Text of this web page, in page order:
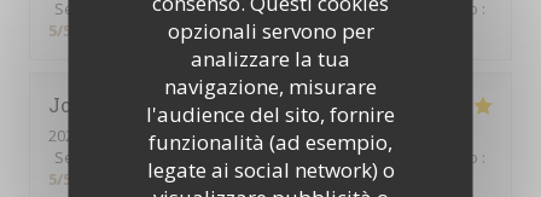
opzionali servono per
analizzare la tua
navigazione, misurare
l'audience del sito, fornire
funzionalità (ad esempio,
legate ai social network) o
Servizio
Atmosfera:5 /5 Cucina:5/5 Qualità / Prezzo :
5/5
Joel
2026-08-05
- 19:00 - Ospiti 2
Servizio
Atmosfera:5/5 Cucina: 5/5 Qualità / Prezzo :
5/5